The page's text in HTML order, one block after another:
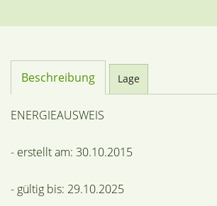
Beschreibung Lage
ENERGIEAUSWEIS
- erstellt am: 30.10.2015
- gültig bis: 29.10.2025